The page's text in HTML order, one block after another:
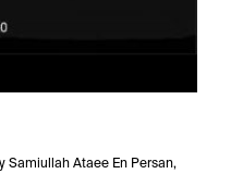
Samiullah Ataee En Persan,